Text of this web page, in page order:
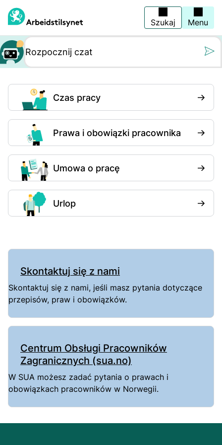
na
stronę
główną
Szukaj Menu
Czas pracy
Prawa i obowiązki pracownika
Umowa o pracę
Urlop
Skontaktuj się z nami
Skontaktuj się z nami, jeśli masz pytania dotyczące
przepisów, praw i obowiązków.
Centrum Obsługi Pracowników
Zagranicznych (sua.no)
W SUA możesz zadać pytania o prawach i
obowiązkach pracowników w Norwegii.